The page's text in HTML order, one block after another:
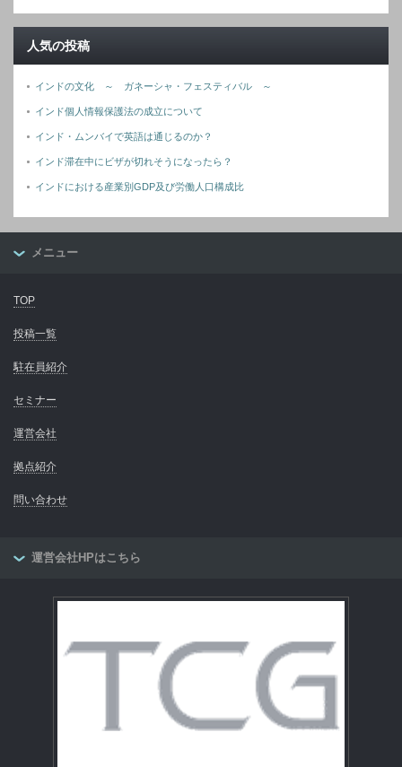
人気の投稿
インドの文化 ～ ガネーシャ・フェスティバル ～
インド個人情報保護法の成立について
インド・ムンバイで英語は通じるのか？
インド滞在中にビザが切れそうになったら？
インドにおける産業別GDP及び労働人口構成比
メニュー
TOP
投稿一覧
駐在員紹介
セミナー
運営会社
拠点紹介
問い合わせ
運営会社HPはこちら